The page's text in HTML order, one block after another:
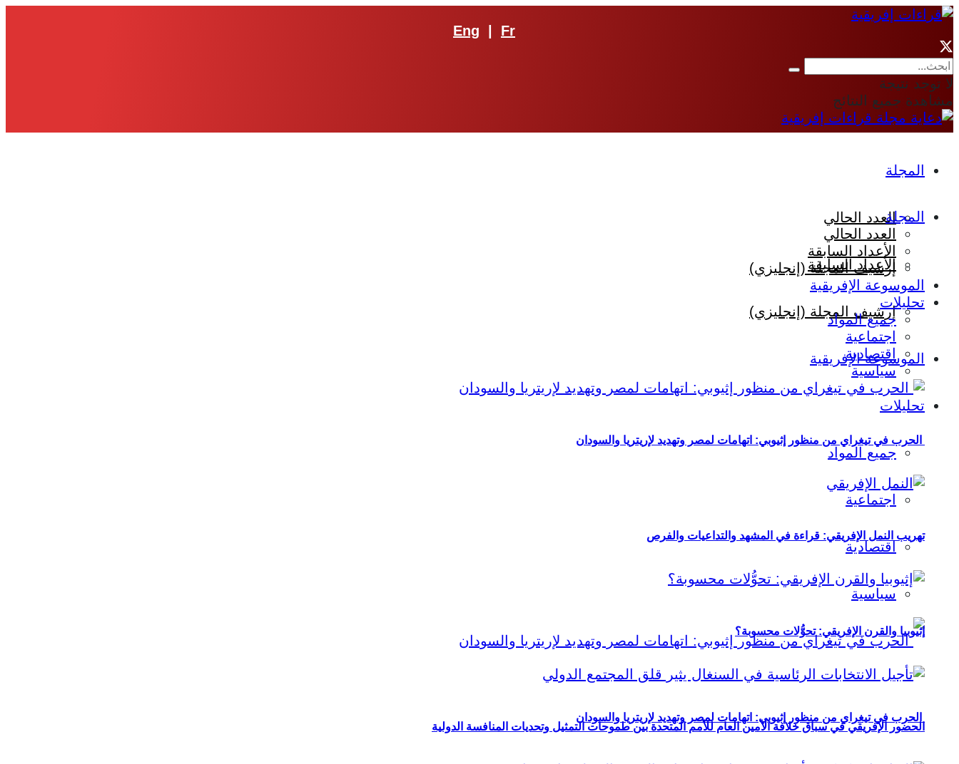
Eng Fr
لا توجد نتيجة
مشاهدة جميع النتائج
المجلة
العدد الحالي
الأعداد السابقة
إرشيف المجلة (إنجليزي)
الموسوعة الإفريقية
تحليلات
جميع المواد
اجتماعية
اقتصادية
سياسية
الحرب في تيغراي من منظور إثيوبي: اتهامات لمصر وتهديد لإريتريا والسودان
المجلة
العدد الحالي
الأعداد السابقة
إرشيف المجلة (إنجليزي)
الموسوعة الإفريقية
تحليلات
جميع المواد
اجتماعية
اقتصادية
سياسية
الحرب في تيغراي من منظور إثيوبي: اتهامات لمصر وتهديد لإريتريا والسودان
تهريب النمل الإفريقي: قراءة في المشهد والتداعيات والفرص
إثيوبيا والقرن الإفريقي: تحوُّلات محسوبة؟
الحضور الإفريقي في سباق خلافة الأمين العام للأمم المتحدة بين طموحات التمثيل وتحديات المنافسة الدولية